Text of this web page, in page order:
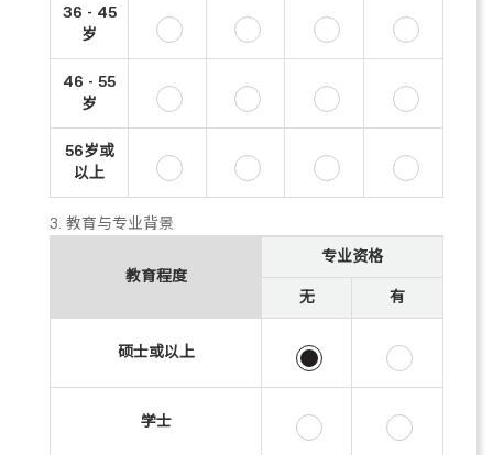
36 - 45
岁
46 - 55
岁
56岁或
以上
3. 教育与专业背景
教育程度
专业资格
无 有
硕士或以上
学士